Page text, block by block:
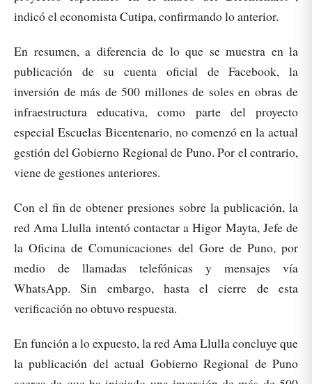
indicó el economista Cutipa, confirmando lo anterior.
En resumen, a diferencia de lo que se muestra en la
publicación de su cuenta oficial de Facebook, la
inversión de más de 500 millones de soles en obras de
infraestructura educativa, como parte del proyecto
especial Escuelas Bicentenario, no comenzó en la actual
gestión del Gobierno Regional de Puno. Por el contrario,
viene de gestiones anteriores.
Con el fin de obtener presiones sobre la publicación, la
red Ama Llulla intentó contactar a Higor Mayta, Jefe de
la Oficina de Comunicaciones del Gore de Puno, por
medio de llamadas telefónicas y mensajes vía
WhatsApp. Sin embargo, hasta el cierre de esta
verificación no obtuvo respuesta.
En función a lo expuesto, la red Ama Llulla concluye que
la publicación del actual Gobierno Regional de Puno